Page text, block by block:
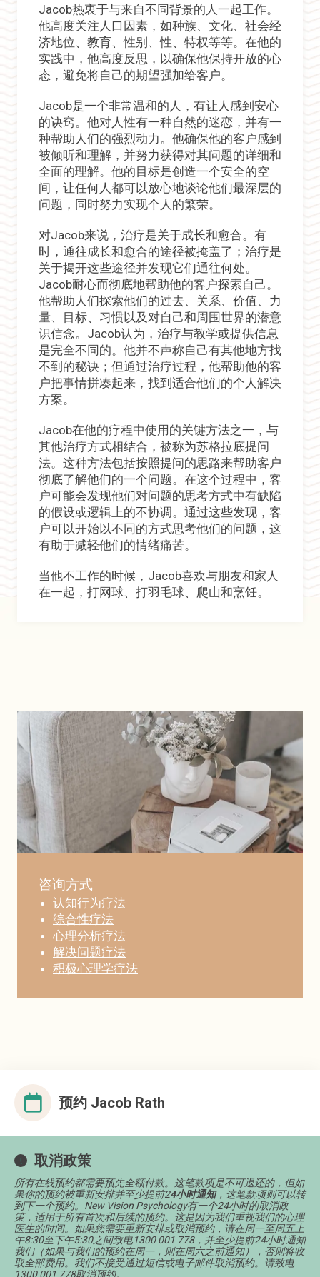
Jacob热衷于与来自不同背景的人一起工作。
他高度关注人口因素，如种族、文化、社会经
济地位、教育、性别、性、特权等等。在他的
实践中，他高度反思，以确保他保持开放的心
态，避免将自己的期望强加给客户。
Jacob是一个非常温和的人，有让人感到安心
的诀窍。他对人性有一种自然的迷恋，并有一
种帮助人们的强烈动力。他确保他的客户感到
被倾听和理解，并努力获得对其问题的详细和
全面的理解。他的目标是创造一个安全的空
间，让任何人都可以放心地谈论他们最深层的
问题，同时努力实现个人的繁荣。
对Jacob来说，治疗是关于成长和愈合。有
时，通往成长和愈合的途径被掩盖了；治疗是
关于揭开这些途径并发现它们通往何处。
Jacob耐心而彻底地帮助他的客户探索自己。
他帮助人们探索他们的过去、关系、价值、力
量、目标、习惯以及对自己和周围世界的潜意
识信念。Jacob认为，治疗与教学或提供信息
是完全不同的。他并不声称自己有其他地方找
不到的秘诀；但通过治疗过程，他帮助他的客
户把事情拼凑起来，找到适合他们的个人解决
方案。
Jacob在他的疗程中使用的关键方法之一，与
其他治疗方式相结合，被称为苏格拉底提问
法。这种方法包括按照提问的思路来帮助客户
彻底了解他们的一个问题。在这个过程中，客
户可能会发现他们对问题的思考方式中有缺陷
的假设或逻辑上的不协调。通过这些发现，客
户可以开始以不同的方式思考他们的问题，这
有助于减轻他们的情绪痛苦。
当他不工作的时候，Jacob喜欢与朋友和家人
在一起，打网球、打羽毛球、爬山和烹饪。
咨询方式
认知行为疗法
综合性疗法
心理分析疗法
解决问题疗法
积极心理学疗法
预约 Jacob Rath
取消政策
所有在线预约都需要预先全额付款。这笔款项是不可退还的，但如
果你的预约被重新安排并至少提前24小时通知，这笔款项则可以转
到下一个预约。New Vision Psychology有一个24小时的取消政
策，适用于所有首次和后续的预约。这是因为我们重视我们的心理
医生的时间。如果您需要重新安排或取消预约，请在周一至周五上
午8:30至下午5:30之间致电1300 001 778，并至少提前24小时通知
我们（如果与我们的预约在周一，则在周六之前通知），否则将收
取全部费用。我们不接受通过短信或电子邮件取消预约。请致电
1300 001 778取消预约。